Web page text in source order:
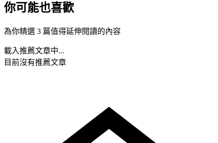
你可能也喜歡
為你精選 3 篇值得延伸閱讀的內容
載入推薦文章中...
目前沒有推薦文章